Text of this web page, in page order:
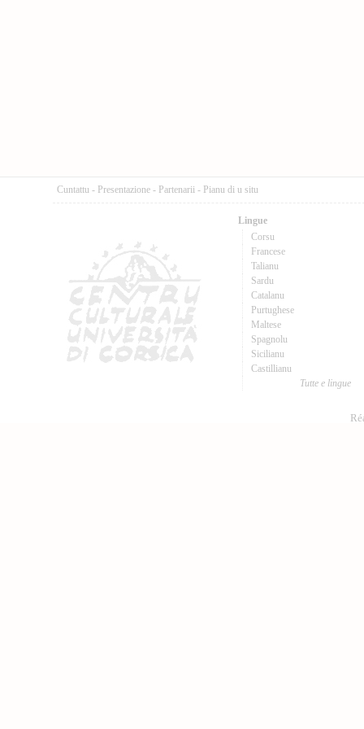
Cuntattu - Presentazione - Partenarii - Pianu di u situ
Lingue
Corsu
Francese
Talianu
Sardu
Catalanu
Purtughese
Maltese
Spagnolu
Sicilianu
Castillianu
Tutte e lingue